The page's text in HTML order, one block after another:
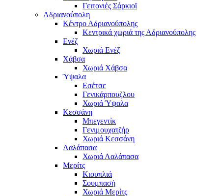
Γειτονιές Σάρκιοϊ
Αδριανούπολη
Κέντρο Αδριανούπολης
Κεντρικά χωριά της Αδριανούπολης
Ενέζ
Χωριά Ενέζ
Χάβσα
Χωριά Χάβσα
Ύψαλα
Εσέτσε
Γενικάρπουζλου
Χωριά Ύψαλα
Κεσσάνη
Μπεγεντίκ
Γενιμουχατζήρ
Χωριά Κεσσάνη
Λαλάπασα
Χωριά Λαλάπασα
Μερίτς
Κιουπλιά
Σουμπασή
Χωριά Μερίτς